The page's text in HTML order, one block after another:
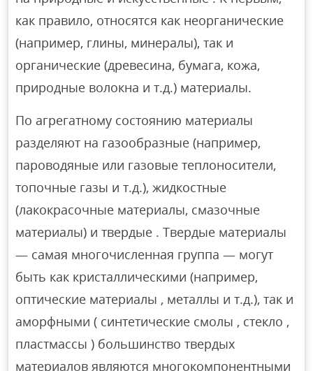
как правило, относятся как неорганические
(например, глины, минералы), так и
органические (древесина, бумага, кожа,
природные волокна и т.д.) материалы.
По агрегатному состоянию материалы
разделяют на газообразные (например,
пароводяные или газовые теплоносители,
топочные газы и т.д.), жидкостные
(лакокрасочные материалы, смазочные
материалы) и твердые . Твердые материалы
— самая многочисленная группа — могут
быть как кристаллическими (например,
оптические материалы , металлы и т.д.), так и
аморфными ( синтетические смолы , стекло ,
пластмассы ) большинство твердых
материалов являются многокомпонентными